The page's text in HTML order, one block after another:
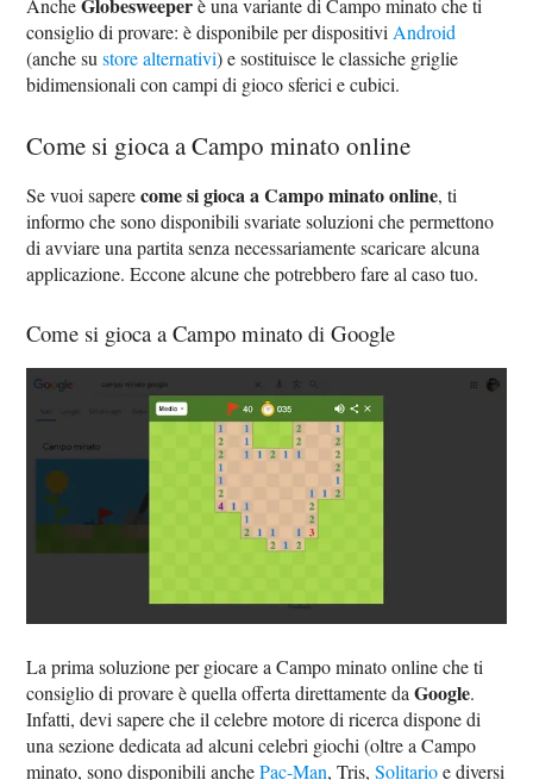
Anche
è una variante di Campo minato che ti
consiglio di provare: è disponibile per dispositivi Android
(anche sustore alternativi) e sostituisce le classiche griglie
bidimensionali con campi di gioco sferici e cubici.
Come si gioca a Campo minato online
Se vuoi saperecome si gioca a Campo minato online, ti
informo che sono disponibili svariate soluzioni che permettono
di avviare una partita senza necessariamente scaricare alcuna
applicazione. Eccone alcune che potrebbero fare al caso tuo.
Come si gioca a Campo minato di Google
La prima soluzione per giocare a Campo minato online che ti
consiglio di provare è quella offerta direttamente daGoogle.
Infatti, devi sapere che il celebre motore di ricerca dispone di
una sezione dedicata ad alcuni celebri giochi (oltre a Campo
minato, sono disponibili anchePac-Man, Tris,Solitarioe diversi